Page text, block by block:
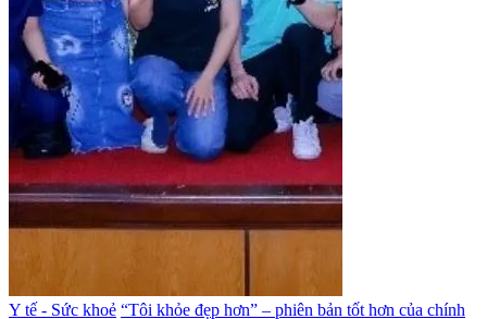
Y tế - Sức khoẻ “Tôi khỏe đẹp hơn” – phiên bản tốt hơn của chính